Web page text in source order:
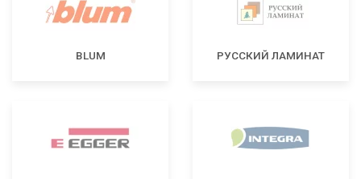
BLUM РУССКИЙ ЛАМИНАТ